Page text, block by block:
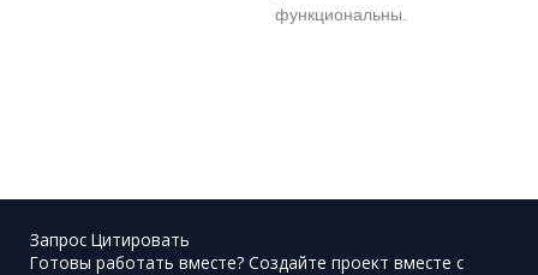
функциональны.
Запрос Цитировать
Готовы работать вместе? Создайте проект вместе с